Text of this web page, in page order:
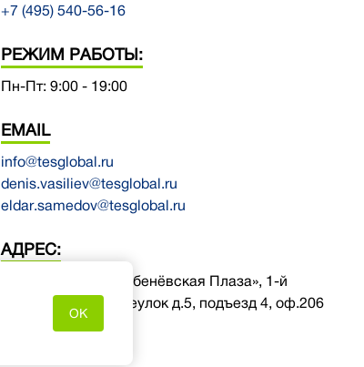
+7 (495) 540-56-16
РЕЖИМ РАБОТЫ:
Пн-Пт: 9:00 - 19:00
EMAIL
info@tesglobal.ru
denis.vasiliev@tesglobal.ru
eldar.samedov@tesglobal.ru
АДРЕС:
г. Москва, БЦ «Дербенёвская Плаза», 1-й
Дербеневский переулок д.5, подъезд 4, оф.206
OK